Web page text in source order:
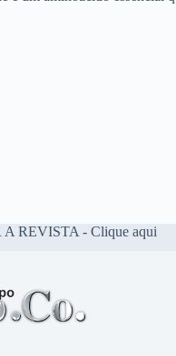
REVISTA - Clique aqui